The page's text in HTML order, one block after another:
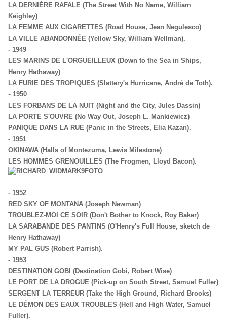
LA DERNIÈRE RAFALE (The Street With No Name, William
Keighley)
LA FEMME AUX CIGARETTES (Road House, Jean Negulesco)
LA VILLE ABANDONNÉE (Yellow Sky, William Wellman).
- 1949
LES MARINS DE L'ORGUEILLEUX (Down to the Sea in Ships,
Henry Hathaway)
LA FURIE DES TROPIQUES (Slattery's Hurricane, André de Toth).
- 1950
LES FORBANS DE LA NUIT (Night and the City, Jules Dassin)
LA PORTE S'OUVRE (No Way Out, Joseph L. Mankiewicz)
PANIQUE DANS LA RUE (Panic in the Streets, Elia Kazan).
- 1951
OKINAWA (Halls of Montezuma, Lewis Milestone)
LES HOMMES GRENOUILLES (The Frogmen, Lloyd Bacon).
- 1952
RED SKY OF MONTANA (Joseph Newman)
TROUBLEZ-MOI CE SOIR (Don't Bother to Knock, Roy Baker)
LA SARABANDE DES PANTINS (O'Henry's Full House, sketch de
Henry Hathaway)
MY PAL GUS (Robert Parrish).
- 1953
DESTINATION GOBI (Destination Gobi, Robert Wise)
LE PORT DE LA DROGUE (Pick-up on South Street, Samuel Fuller)
SERGENT LA TERREUR (Take the High Ground, Richard Brooks)
LE DÉMON DES EAUX TROUBLES (Hell and High Water, Samuel
Fuller).